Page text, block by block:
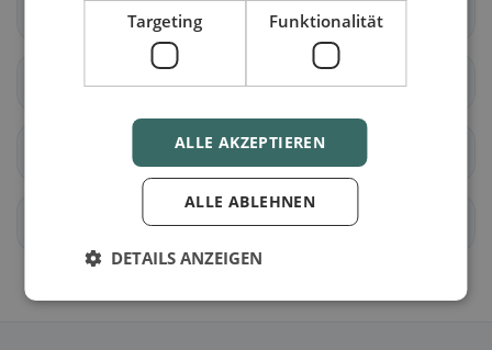
Matzendorf
Mümliswil-Ramiswil
Welschenrohr-
Lüterkofen-Ichertswil
Schnottwil
Targeting Funktionalität
ALLE AKZEPTIEREN
ALLE ABLEHNEN
DETAILS ANZEIGEN